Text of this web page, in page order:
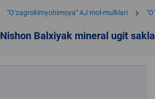
"Oʻzagrokimyohimoya" AJ mol-mulklari chevron_right
Nishon Balxiyak mineral ugit